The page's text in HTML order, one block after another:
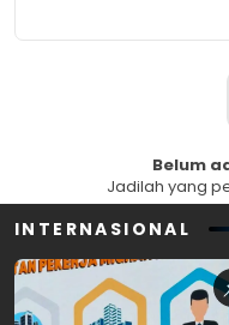
Belum
Jadilah yang
INTERNASIONAL